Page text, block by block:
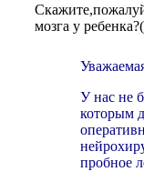
мозга у
У нас не
которым
пробное